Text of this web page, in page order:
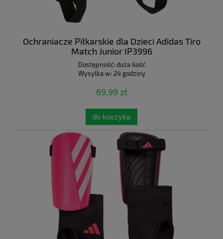
Ochraniacze Piłkarskie dla Dzieci Adidas Tiro
Match Junior IP3996
Dostępność: duża ilość
Wysyłka w: 24 godziny
69,99 zł
do koszyka